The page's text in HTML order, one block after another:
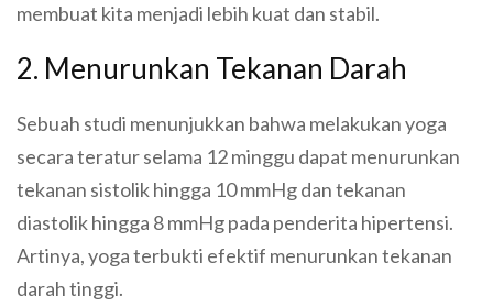
membuat kita menjadi lebih kuat dan stabil.
2. Menurunkan Tekanan Darah
Sebuah studi menunjukkan bahwa melakukan yoga
secara teratur selama 12 minggu dapat menurunkan
tekanan sistolik hingga 10 mmHg dan tekanan
diastolik hingga 8 mmHg pada penderita hipertensi.
Artinya, yoga terbukti efektif menurunkan tekanan
darah tinggi.